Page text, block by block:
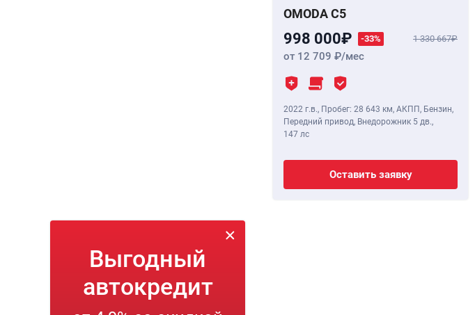
OMODA C5
998 000 -33% 1 330 667
от 12 709 /мес
2022 г.в., Пробег: 28 643 км, АКПП, Бензин,
Передний привод, Внедорожник 5 дв.,
147 лс
Оставить заявку
Выгодный
автокредит